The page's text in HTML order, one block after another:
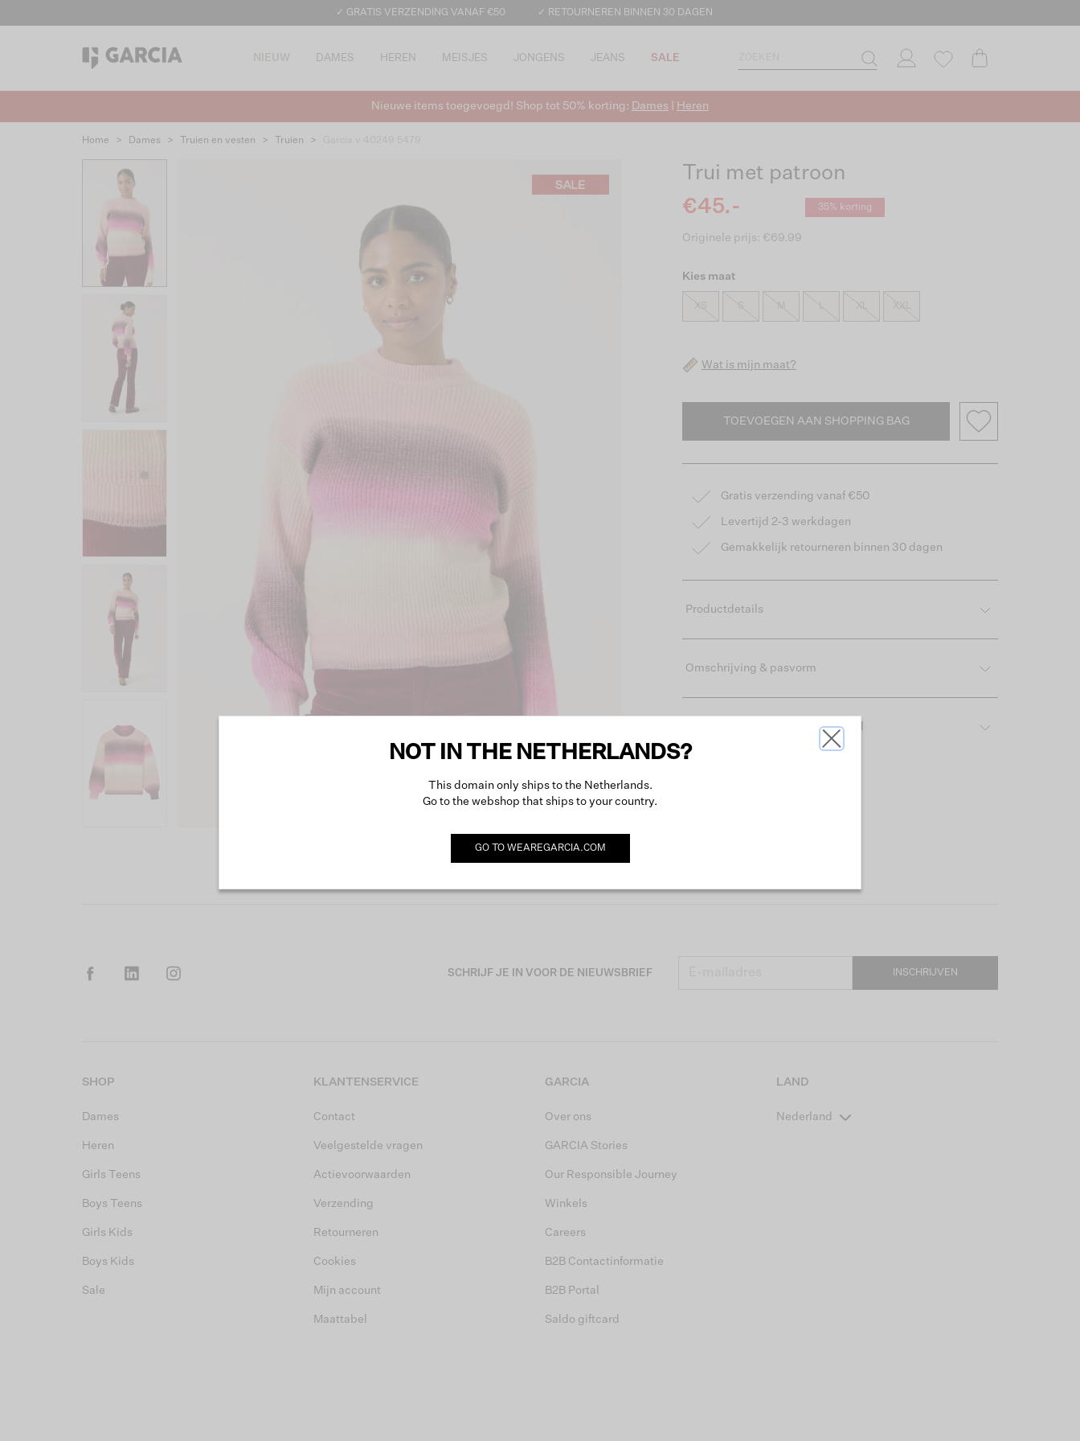
✓ GRATIS VERZENDING VANAF €50 ✓ RETOURNEREN BINNEN 30 DAGEN
NIEUW DAMES HEREN MEISJES JONGENS JEANS SALE
Nieuwe items toegevoegd! Shop tot 50% korting: Dames Heren
Home > Dames > Truien en vesten > Truien >
Trui met patroon
€45.-
35% korting
Originele prijs: €69.99
Kies maat
XS M XL XXL
Wat is mijn maat?
TOEVOEGEN AAN SHOPPING BAG
Gratis verzending vanaf €50
Levertijd 2-3 werkdagen
Gemakkelijk retourneren binnen 30 dagen
Productdetails
Omschrijving & pasvorm
Meer over het gebruikte materiaal
SCHRIJF JE IN VOOR DE NIEUWSBRIEF INSCHRIJVEN
SHOP
Dames
Heren
Girls Teens
Boys Teens
Girls Kids
Boys Kids
Sale
KLANTENSERVICE
Contact
Veelgestelde vragen
Actievoorwaarden
Verzending
Retourneren
Cookies
Mijn account
Maattabel
GARCIA
Over ons
GARCIA Stories
Our Responsible Journey
Winkels
Careers
B2B Contactinformatie
B2B Portal
Saldo giftcard
LAND
Nederland
NOT IN THE NETHERLANDS?
This domain only ships to the Netherlands.
Go to the webshop that ships to your country.
GO TO WEAREGARCIA.COM